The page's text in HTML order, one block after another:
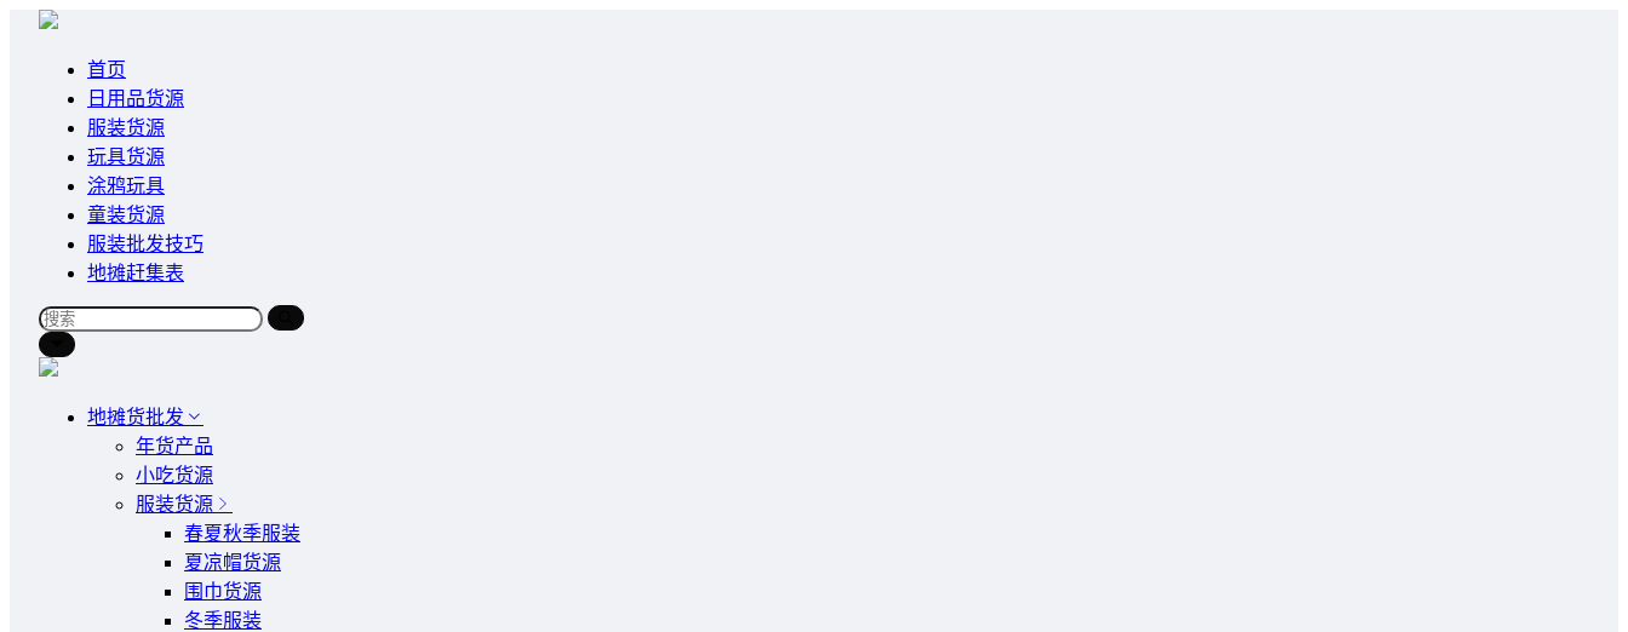
首页
日用品货源
服装货源
玩具货源
涂鸦玩具
童装货源
服装批发技巧
地摊赶集表
地摊货批发
年货产品
小吃货源
服装货源
春夏秋季服装
夏凉帽货源
围巾货源
冬季服装